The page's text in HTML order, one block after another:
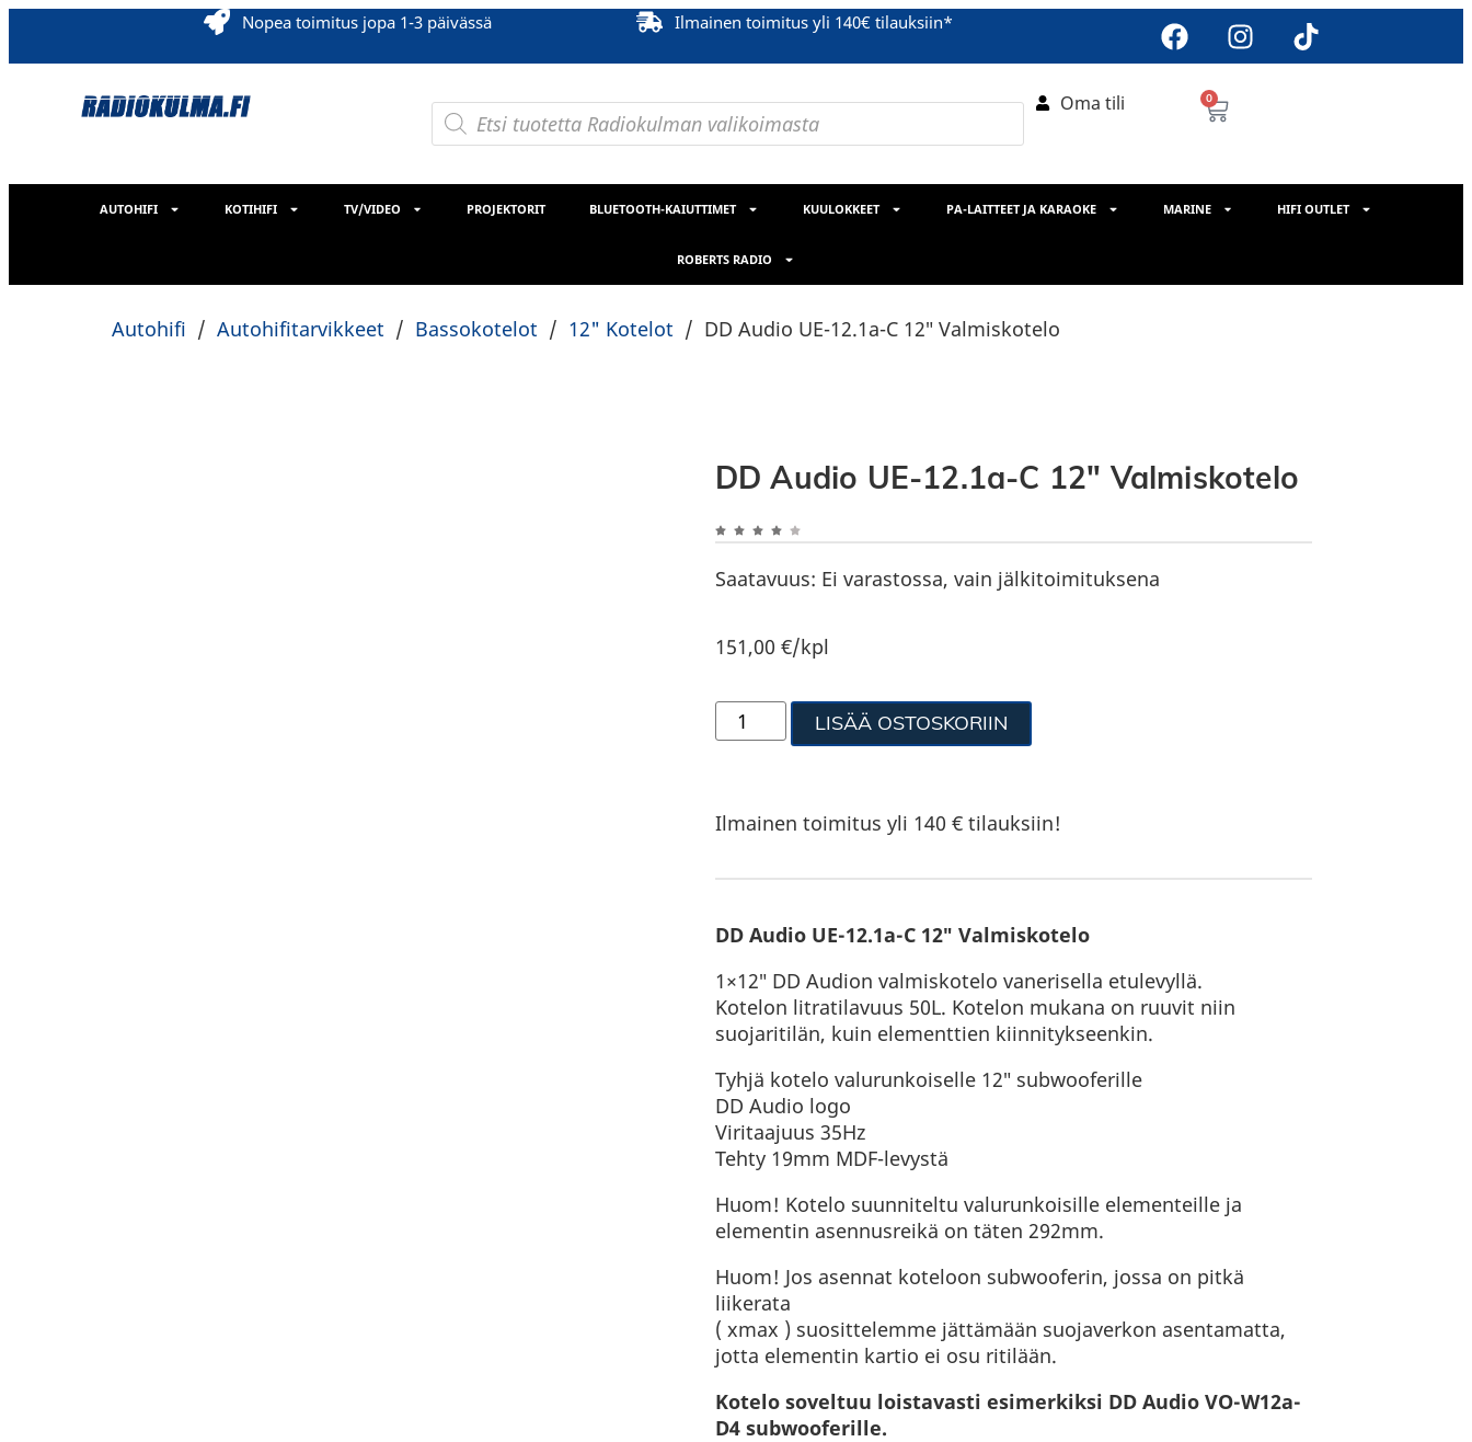
Nopea toimitus jopa 1-3 päivässä Ilmainen toimitus yli 140€ tilauksiin*
Oma tili 0
AUTOHIFI KOTIHIFI TV/VIDEO PROJEKTORIT BLUETOOTH-KAIUTTIMET KUULOKKEET PA-LAITTEET JA KARAOKE MARINE HIFI OUTLET
ROBERTS RADIO
Autohifi / Autohifitarvikkeet / Bassokotelot / 12" Kotelot / DD Audio UE-12.1a-C 12″ Valmiskotelo
DD Audio UE-12.1a-C 12″ Valmiskotelo
Saatavuus: Ei varastossa, vain jälkitoimituksena
151,00 €/kpl
LISÄÄ OSTOSKORIIN
Ilmainen toimitus yli 140 € tilauksiin!
DD Audio UE-12.1a-C 12″ Valmiskotelo
1×12″ DD Audion valmiskotelo vanerisella etulevyllä.
Kotelon litratilavuus 50L. Kotelon mukana on ruuvit niin
suojaritilän, kuin elementtien kiinnitykseenkin.
Tyhjä kotelo valurunkoiselle 12″ subwooferille
DD Audio logo
Viritaajuus 35Hz
Tehty 19mm MDF-levystä
Huom! Kotelo suunniteltu valurunkoisille elementeille ja
elementin asennusreikä on täten 292mm.
Huom! Jos asennat koteloon subwooferin, jossa on pitkä
liikerata
( xmax ) suosittelemme jättämään suojaverkon asentamatta,
jotta elementin kartio ei osu ritilään.
Kotelo soveltuu loistavasti esimerkiksi DD Audio VO-W12a-
D4 subwooferille.